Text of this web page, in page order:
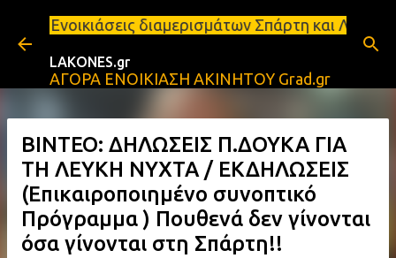
Μετάβαση στο κύριο περιεχόμενο
διαμερισμάτων Σπάρτη και Λακωνία
LAKONES.gr
ΑΓΟΡΑ ΕΝΟΙΚΙΑΣΗ ΑΚΙΝΗΤΟΥ Grad.gr
ΒΙΝΤΕΟ: ΔΗΛΩΣΕΙΣ Π.ΔΟΥΚΑ ΓΙΑ
ΤΗ ΛΕΥΚΗ ΝΥΧΤΑ / ΕΚΔΗΛΩΣΕΙΣ
(Επικαιροποιημένο συνοπτικό
Πρόγραμμα ) Πουθενά δεν γίνονται
όσα γίνονται στη Σπάρτη!!